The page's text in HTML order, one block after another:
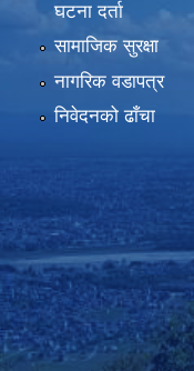
घटना दर्ता
सामाजिक सुरक्षा
नागरिक वडापत्र
निवेदनको ढाँचा